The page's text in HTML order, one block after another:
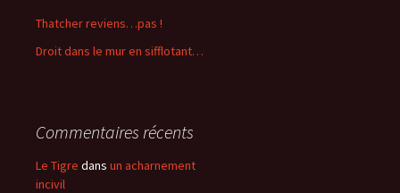
:
Thatcher reviens…pas !
Droit dans le mur en sifflotant…
Commentaires récents
Le Tigre dans un acharnement
incivil